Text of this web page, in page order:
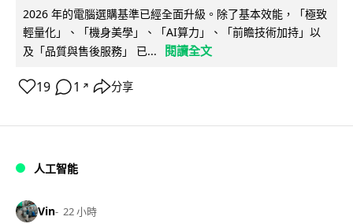
2026 年的電腦選購基準已經全面升級。除了基本效能，「極致
輕量化」、「機身美學」、「AI算力」、「前瞻技術加持」以
及「品質與售後服務」 已...
閱讀全文
19 1 ↗ 分享
人工智能
Vin 22 小時